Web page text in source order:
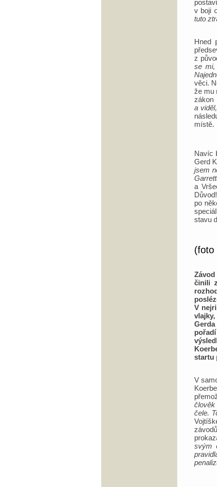
v boji
tuto
Hned
z
se mi,
věci.
že mu
a
místě.
Navíc
Gerd
jsem
a
po
stavu
(foto
činili
V
startu
V
čele.
svým